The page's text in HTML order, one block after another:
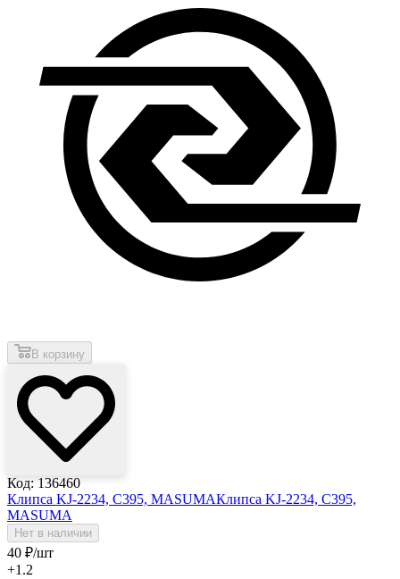
В корзину
Код: 136460
Клипса KJ-2234, C395, MASUMAКлипса KJ-2234, C395,
MASUMA
Нет в наличии
40 ₽/шт
+1.2